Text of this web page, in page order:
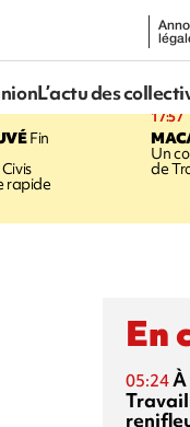
L’actu des
Fin
rapide
17:57
Un
de
En
05:24À